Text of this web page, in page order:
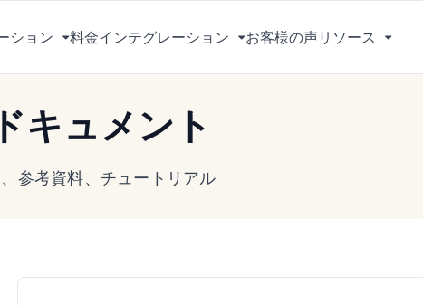
ション
メ
ニ
を
り
料金インテグレーション
メ
ニ
お客様の声リソース
ニ
キュメント
参考資料、チュートリアル